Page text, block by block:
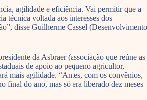
agilidade e eficiência. Vai permitir que a
técnica voltada aos interesses dos
disse Guilherme Cassel (Desenvolvimento
da Asbraer (associação que reúne as
de apoio ao pequeno agricultor,
mais agilidade. “Antes, com os convênios,
final do ano, mas só era liberado dez meses